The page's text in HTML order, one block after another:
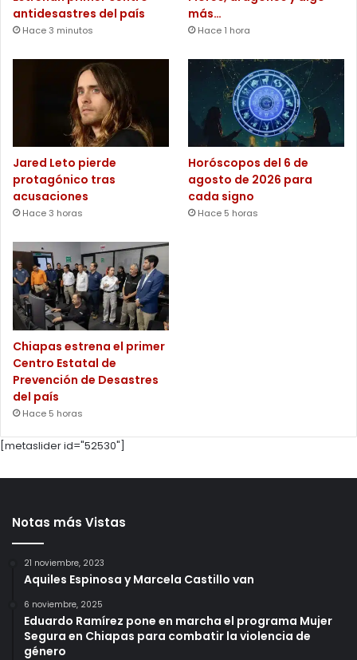
antidesastres del país
Hace 3 minutos
más…
Hace 1 hora
Jared Leto pierde
protagónico tras
acusaciones
Hace 3 horas
Horóscopos del 6 de
agosto de 2026 para
cada signo
Hace 5 horas
Chiapas estrena el primer
Centro Estatal de
Prevención de Desastres
del país
Hace 5 horas
[metaslider id="52530"]
Notas más Vistas
21 noviembre, 2023
Aquiles Espinosa y Marcela Castillo van
6 noviembre, 2025
Eduardo Ramírez pone en marcha el programa Mujer
Segura en Chiapas para combatir la violencia de
género